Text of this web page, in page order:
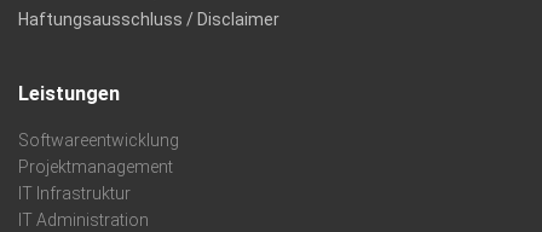
Haftungsausschluss / Disclaimer
Leistungen
Softwareentwicklung
Projektmanagement
IT Infrastruktur
IT Administration